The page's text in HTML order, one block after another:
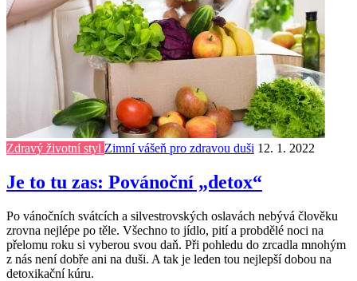
Zdravý životní styl Zimní vášeň pro zdravou duši 12. 1. 2022
Je to tu zas: Povánoční „detox“
Po vánočních svátcích a silvestrovských oslavách nebývá člověku
zrovna nejlépe po těle. Všechno to jídlo, pití a probdělé noci na
přelomu roku si vyberou svou daň. Při pohledu do zrcadla mnohým
z nás není dobře ani na duši. A tak je leden tou nejlepší dobou na
detoxikační kúru.